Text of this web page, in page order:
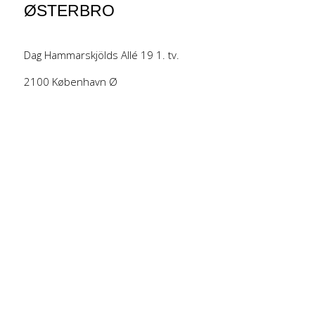
ØSTERBRO
Dag Hammarskjölds Allé 19 1. tv.
2100 København Ø